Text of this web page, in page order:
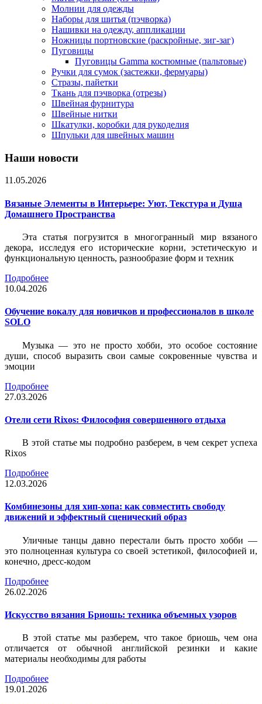
Молнии для одежды
Наборы для шитья (пэчворка)
Нашивки на одежду, аппликации
Ножницы портновские (раскройные, зиг-заг)
Пуговицы
Пуговицы Gamma костюмные (пальтовые)
Ручки для сумок (застежки, фермуары)
Стразы, пайетки
Ткань для пэчворка (отрезы)
Швейная фурнитура
Швейные нитки
Шкатулки, коробки для рукоделия
Шпульки для швейных машин
Наши новости
11.05.2026
Вязаные Элементы в Интерьере: Уют, Текстура и Душа
Домашнего Пространства
Эта статья погрузится в многогранный мир вязаного
декора, исследуя его исторические корни, эстетическую и
функциональную ценность, разнообразие форм и техник
Подробнее
10.04.2026
Обучение вокалу для новичков и профессионалов в школе
SOLO
Музыка — это не просто хобби, это особое состояние
души, способ выразить свои самые сокровенные чувства и
эмоции
Подробнее
27.03.2026
Отели сети Rixos: Философия совершенного отдыха
В этой статье мы подробно разберем, в чем секрет успеха
Rixos
Подробнее
12.03.2026
Комбинезоны для хип-хопа: как совместить свободу
движений и эффектный сценический образ
Уличные танцы давно перестали быть просто хобби —
это полноценная культура со своей эстетикой, философией и,
конечно, дресс-кодом
Подробнее
26.02.2026
Искусство вязания Бриошь: техника объемных узоров
В этой статье мы разберем, что такое бриошь, чем она
отличается от обычной английской резинки и какие
материалы необходимы для работы
Подробнее
19.01.2026